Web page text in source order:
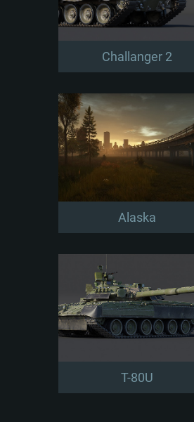
Challanger 2
Alaska
T-80U